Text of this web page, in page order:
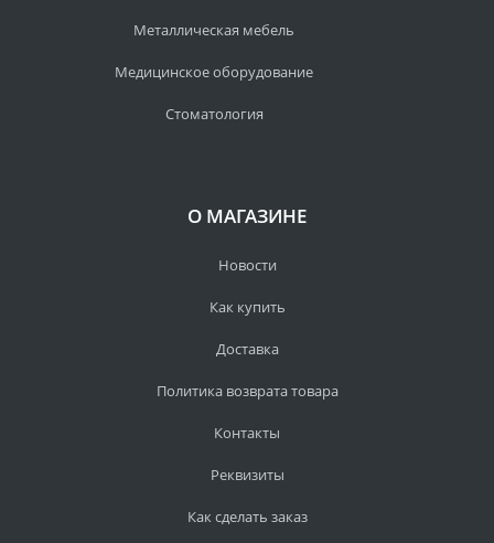
Металлическая мебель
Медицинское оборудование
Стоматология
О МАГАЗИНЕ
Новости
Как купить
Доставка
Политика возврата товара
Контакты
Реквизиты
Как сделать заказ